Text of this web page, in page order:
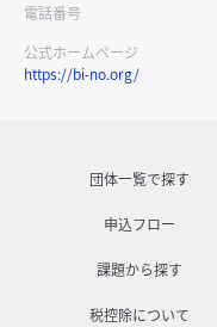
電話番号
公式ホームページ
https://bi-no.org/
団体一覧で探す
申込フロー
課題から探す
税控除について